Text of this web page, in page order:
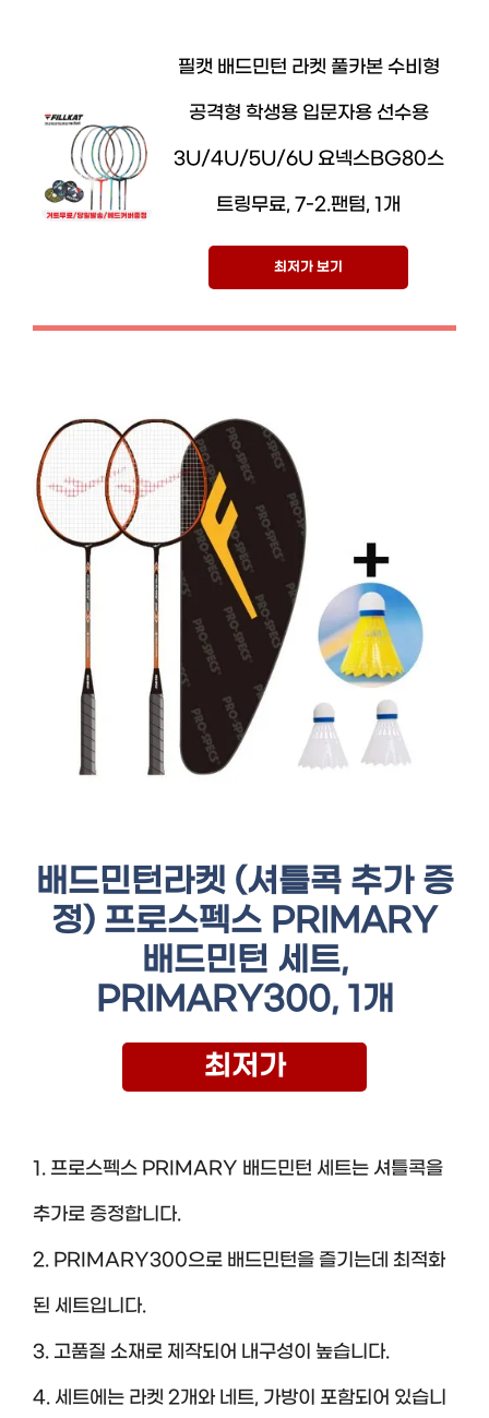
필캣 배드민턴 라켓 풀카본 수비형
공격형 학생용 입문자용 선수용
3U/4U/5U/6U 요넥스BG80스
트링무료, 7-2.팬텀, 1개
최저가 보기
배드민턴라켓 (셔틀콕 추가 증
정) 프로스펙스 PRIMARY
배드민턴 세트,
PRIMARY300, 1개
최저가
1. 프로스펙스 PRIMARY 배드민턴 세트는 셔틀콕을
추가로 증정합니다.
2. PRIMARY300으로 배드민턴을 즐기는데 최적화
된 세트입니다.
3. 고품질 소재로 제작되어 내구성이 높습니다.
4. 세트에는 라켓 2개와 네트, 가방이 포함되어 있습니